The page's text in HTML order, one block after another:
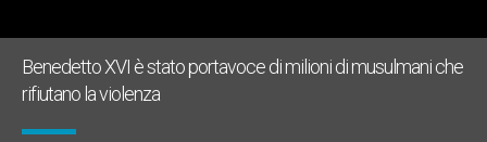
Benedetto XVI è stato portavoce di milioni di musulmani che
rifiutano la violenza